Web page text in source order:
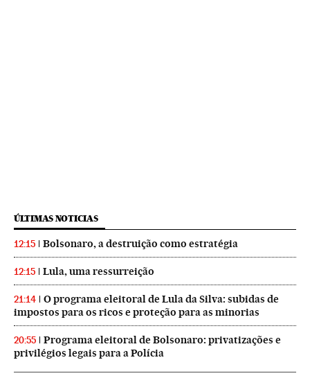
ÚLTIMAS NOTICIAS
12:15 Bolsonaro, a destruição como estratégia
12:15 Lula, uma ressurreição
21:14
O programa eleitoral de Lula da Silva: subidas de
impostos para os ricos e proteção para as minorias
20:55
Programa eleitoral de Bolsonaro: privatizações e
privilégios legais para a Polícia